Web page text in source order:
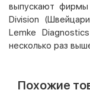
выпускают
Division
Lemke
несколько раз
Похожие